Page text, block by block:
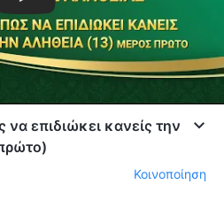
επιδιώκει κανείς την
Κοινοποίηση